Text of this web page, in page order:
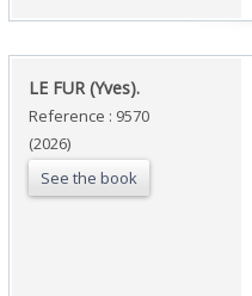
‎LE FUR (Yves).‎
Reference : 9570
(2026)
See the book